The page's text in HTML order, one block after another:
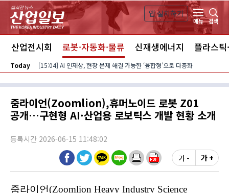
본문 바로가기
앱 설치하기
메뉴
검색
산업전시회 로봇·자동화·물류 신재생에너지 플라스틱
Today [15:04] AI 인재상, 현장 문제 해결 가능한 ‘융합형’으로 다층화
줌라이언(Zoomlion),휴머노이드 로봇 Z01
공개…구현형 AI·산업용 로보틱스 개발 현황 소개
등록시간 2026-06-15 11:48:02
가 -
가 +